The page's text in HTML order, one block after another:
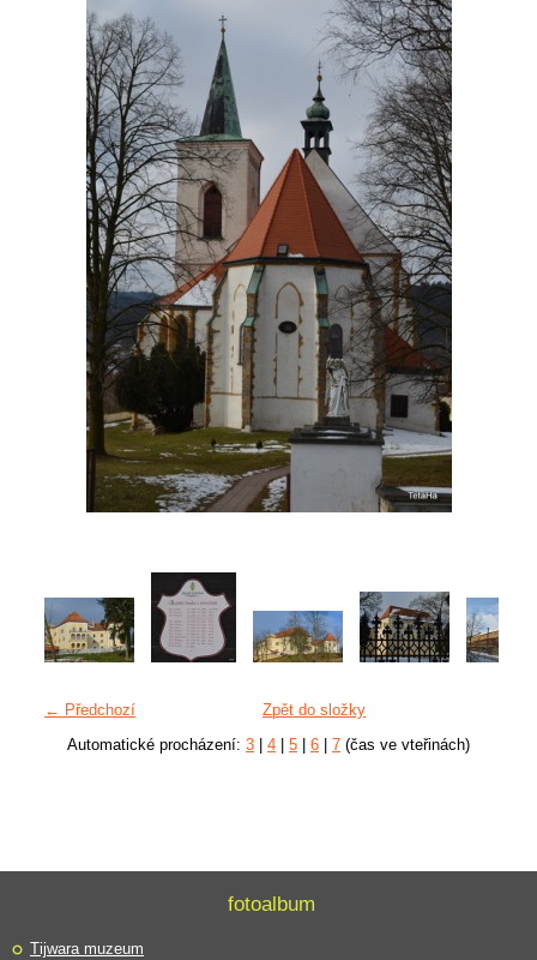
← Předchozí
Zpět do složky
Automatické procházení: 3 4 5 6 7 (čas ve vteřinách)
fotoalbum
Tijwara muzeum